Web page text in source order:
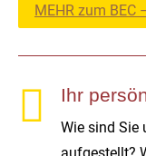
MEHR zum BEC
 Ihr
Wie sind Sie